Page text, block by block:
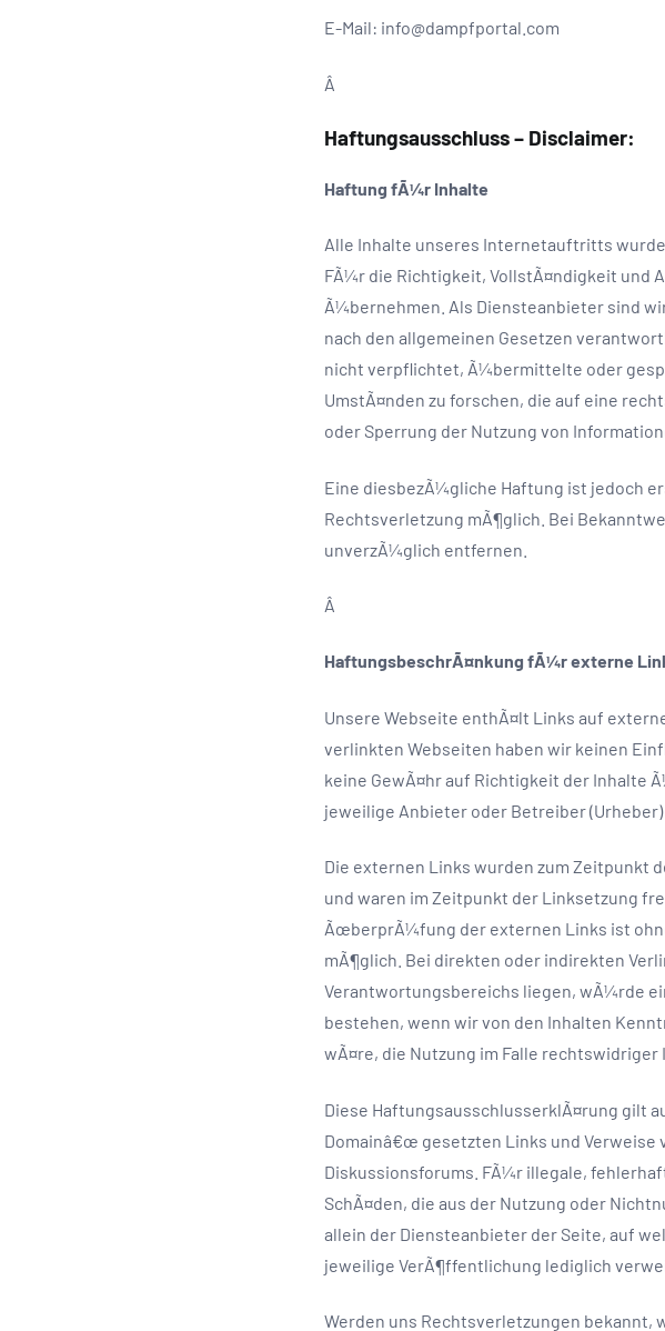
E-Mail: info@dampfportal.com
Â
Haftungsausschluss – Disclaimer:
Haftung fÃ¼r Inhalte
Alle Inhalte unseres Internetauftritts
FÃ¼r die Richtigkeit, VollstÃ¤ndigkeit und
Ã¼bernehmen. Als Diensteanbieter sind
nach den allgemeinen Gesetzen
nicht verpflichtet, Ã¼bermittelte oder
UmstÃ¤nden zu forschen, die auf eine
oder Sperrung der Nutzung von
Eine diesbezÃ¼gliche Haftung ist jedoch
Rechtsverletzung mÃ¶glich. Bei
unverzÃ¼glich entfernen.
Â
HaftungsbeschrÃ¤nkung fÃ¼r externe
Unsere Webseite enthÃ¤lt Links auf
verlinkten Webseiten haben wir keinen
keine GewÃ¤hr auf Richtigkeit der Inhalte
jeweilige Anbieter oder Betreiber
Die externen Links wurden zum
und waren im Zeitpunkt der Linksetzung
ÃœberprÃ¼fung der externen Links ist
mÃ¶glich. Bei direkten oder indirekten
Verantwortungsbereichs liegen, wÃ¼rde
bestehen, wenn wir von den Inhalten
wÃ¤re, die Nutzung im Falle rechtswidriger
Diese HaftungsausschlusserklÃ¤rung gilt
Domainâ€œ gesetzten Links und Verweise
Diskussionsforums. FÃ¼r illegale,
SchÃ¤den, die aus der Nutzung oder
allein der Diensteanbieter der Seite, auf
jeweilige VerÃ¶ffentlichung lediglich
Werden uns Rechtsverletzungen bekannt,